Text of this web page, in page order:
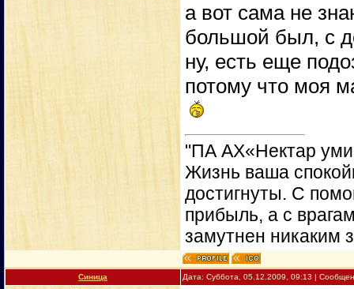
а вот сама не
большой был, с
ну, есть еще
потому что моя
"ПА АХ«Нектар
Жизнь ваша
достигнуты. С
прибыль, а с
замутнен никаким
Синица Дата: Суббота, 05.12.2009, 09:13 |